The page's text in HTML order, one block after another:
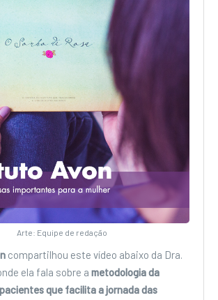
Arte: Equipe de redação
compartilhou este vídeo abaixo da Dra.
ela fala sobre a metodologia da
que facilita a jornada das